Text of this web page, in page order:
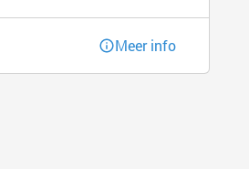
Meer info